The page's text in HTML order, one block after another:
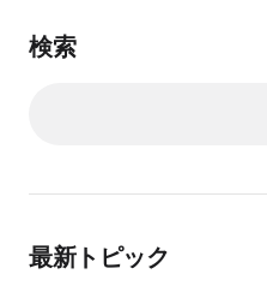
検索
最新トピック